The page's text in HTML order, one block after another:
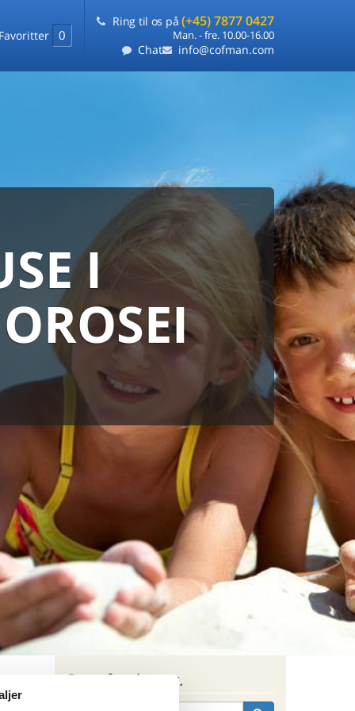
Favoritter 0
Ring til os på (+45) 7877 0427
Man. - fre. 10.00-16.00
Chat info@cofman.com
I
laveste pris
ét sted
Søg efter husnr.